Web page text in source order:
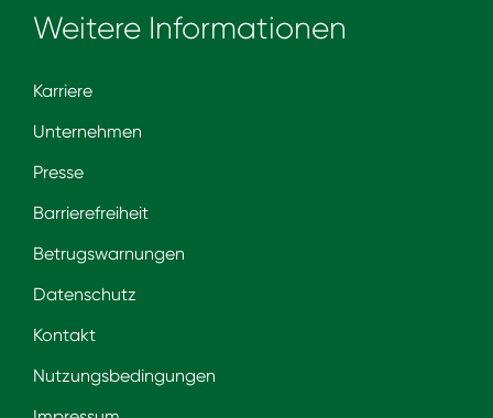
Weitere Informationen
Karriere
Unternehmen
Presse
Barrierefreiheit
Betrugswarnungen
Datenschutz
Kontakt
Nutzungsbedingungen